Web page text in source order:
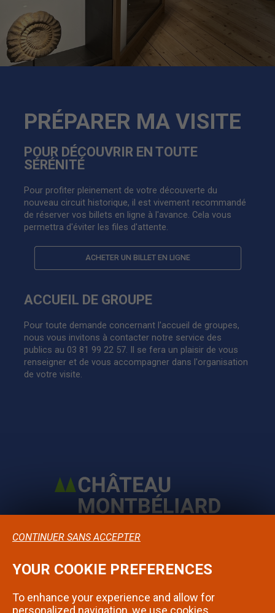
PRÉPARER MA VISITE
POUR DÉCOUVRIR EN TOUTE
SÉRÉNITÉ
Pour profiter pleinement de votre découverte du
nouveau circuit historique, il est vivement recommandé
de réserver vos billets en ligne à l'avance. Cela vous
permettra d'éviter les files d'attente.
ACHETER UN BILLET EN LIGNE
ACCUEIL DE GROUPE
Pour toute demande concernant l'accueil de groupes,
nous vous invitons à contacter notre service des
publics au 03 81 99 22 57. Il se fera un plaisir de vous
renseigner et de vous accompagner dans l'organisation
de votre visite.
Mentions légales
YOUR COOKIE PREFERENCES
To enhance your experience and allow for
personalized navigation, we use cookies.
CONTINUER SANS ACCEPTER